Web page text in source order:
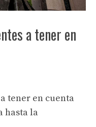
a tener en
tener en cuenta
hasta la